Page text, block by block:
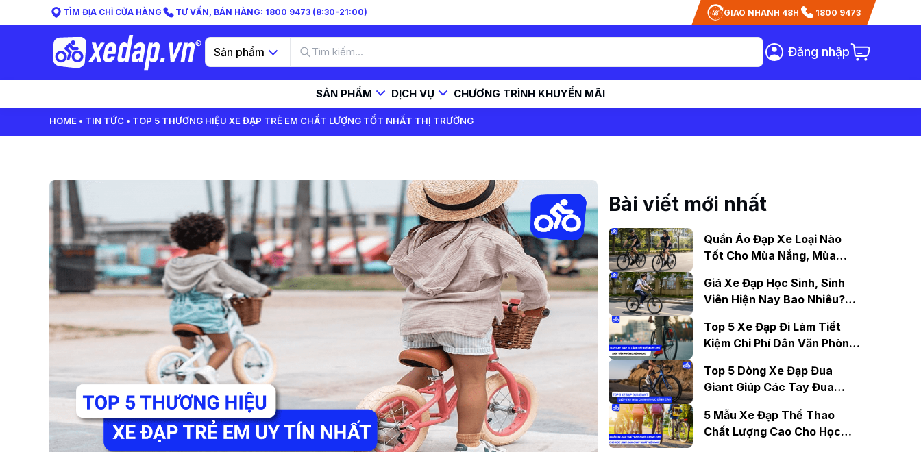
TÌM ĐỊA CHỈ CỬA HÀNG TƯ VẤN, BÁN HÀNG: 1800 9473 (8:30-21:00) GIAO NHANH 48H 1800 9473
Sản phẩm Đăng nhập
SẢN PHẨM DỊCH VỤ CHƯƠNG TRÌNH KHUYẾN MÃI
HOME TIN TỨC TOP 5 THƯƠNG HIỆU XE ĐẠP TRẺ EM CHẤT LƯỢNG TỐT NHẤT THỊ TRƯỜNG
Bài viết mới nhất
Quần Áo Đạp Xe Loại Nào
Tốt Cho Mùa Nắng, Mùa
Giá Xe Đạp Học Sinh, Sinh
Viên Hiện Nay Bao Nhiêu?
Top 5 Xe Đạp Đi Làm Tiết
Kiệm Chi Phí Dân Văn Phòng
Top 5 Dòng Xe Đạp Đua
Giant Giúp Các Tay Đua
5 Mẫu Xe Đạp Thể Thao
Chất Lượng Cao Cho Học